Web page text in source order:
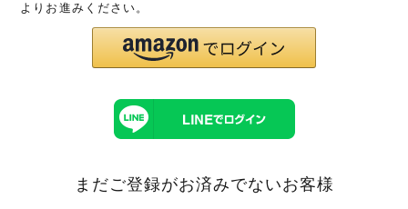
よりお進みください。
まだご登録がお済みでないお客様